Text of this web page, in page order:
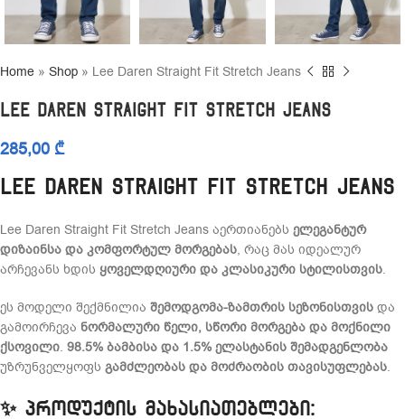
Home » Shop » Lee Daren Straight Fit Stretch Jeans
Lee Daren Straight Fit Stretch Jeans
285,00 ₾
Lee Daren Straight Fit Stretch Jeans
Lee Daren Straight Fit Stretch Jeans აერთიანებს ელეგანტურ
დიზაინსა და კომფორტულ მორგებას, რაც მას იდეალურ
არჩევანს ხდის ყოველდღიური და კლასიკური სტილისთვის.
ეს მოდელი შექმნილია შემოდგომა-ზამთრის სეზონისთვის და
გამოირჩევა ნორმალური წელი, სწორი მორგება და მოქნილი
ქსოვილი. 98.5% ბამბისა და 1.5% ელასტანის შემადგენლობა
უზრუნველყოფს გამძლეობას და მოძრაობის თავისუფლებას.
✨ პროდუქტის მახასიათებლები: